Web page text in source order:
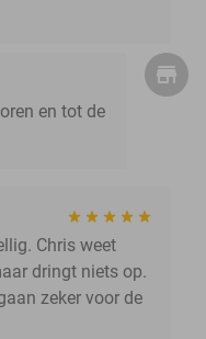
en tot de
Chris weet
dringt niets op.
zeker voor de